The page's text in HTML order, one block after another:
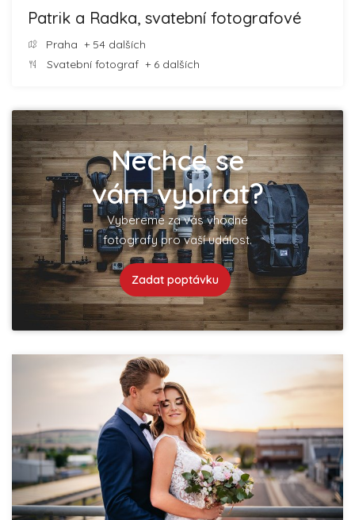
Patrik a Radka, svatební fotografové
Praha + 54 dalších
Svatební fotograf + 6 dalších
Nechce se
vám vybírat?
Vybereme za vás vhodné
fotografy pro vaší událost.
Zadat poptávku